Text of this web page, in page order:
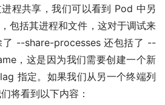
程共享，我们可以看到 Pod 中另
包括其进程和文件，这对于调试来
了 --share-processes 还包括了 --
，这是因为我们需要创建一个新
指定。如果我们从另一个终端列
将看到以下内容：